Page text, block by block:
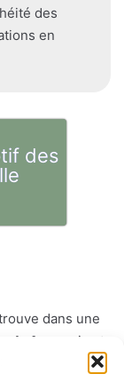
des
en
des
dans une
de 1 , ce qui est